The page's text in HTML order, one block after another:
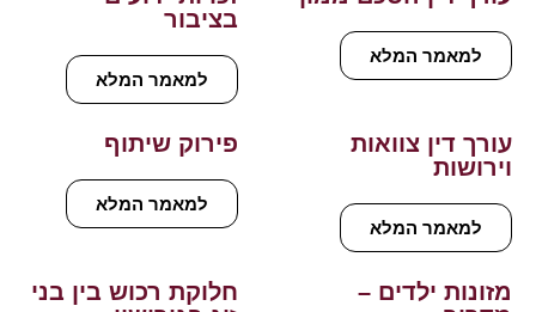
למאמר המלא
בציבור
למאמר המלא
עורך דין צוואות
וירושות
למאמר המלא
פירוק שיתוף
למאמר המלא
מזונות ילדים –
חלוקת רכוש בין בני